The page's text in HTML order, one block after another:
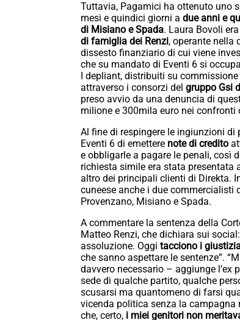
Tuttavia, Pagamici ha ottenuto uno
mesi e quindici giorni a due anni e
di Misiano e Spada. Laura Bovoli
di famiglia dei Renzi, operante nella
dissesto finanziario di cui viene
che su mandato di Eventi 6 si
I depliant, distribuiti su
attraverso i consorzi del gruppo Gsi
preso avvio da una denuncia di
milione e 300mila euro nei confronti
Al fine di respingere le ingiunzioni di
Eventi 6 di emettere note di credito
e obbligarle a pagare le penali, così
richiesta simile era stata presentata
altro dei principali clienti di Direkta.
cuneese anche i due commercialisti
Provenzano, Misiano e Spada.
A commentare la sentenza della
Matteo Renzi, che dichiara sui
assoluzione. Oggi tacciono i
che sanno aspettare le sentenze”.
davvero necessario – aggiunge l’ex
sede di qualche partito, qualche
scusarsi ma quantomeno di farsi
vicenda politica senza la
che, certo, i miei genitori non